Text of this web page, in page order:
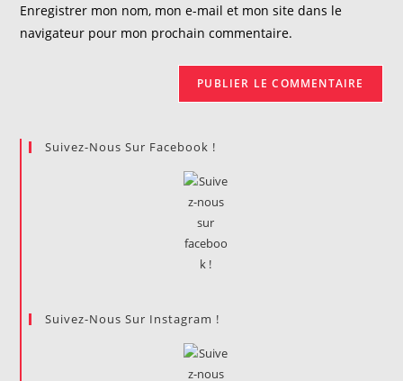
(facultatif)
Enregistrer mon nom, mon e-mail et mon site dans le
navigateur pour mon prochain commentaire.
Suivez-Nous Sur Facebook !
Suivez-Nous Sur Instagram !